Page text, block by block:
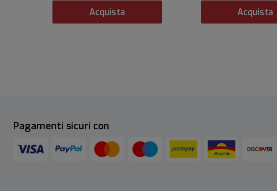
Acquista Acquista
Pagamenti sicuri con